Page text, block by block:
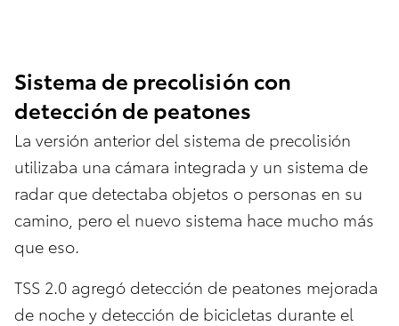
Sistema de precolisión con
detección de peatones
La versión anterior del sistema de precolisión
utilizaba una cámara integrada y un sistema de
radar que detectaba objetos o personas en su
camino, pero el nuevo sistema hace mucho más
que eso.
TSS 2.0 agregó detección de peatones mejorada
de noche y detección de bicicletas durante el